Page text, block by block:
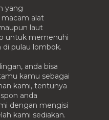
yang
alat
laut
untuk memenuhi
di pulau lombok.
anda bisa
kamu sebagai
kami, tentunya
anda
dengan mengisi
kami sediakan.